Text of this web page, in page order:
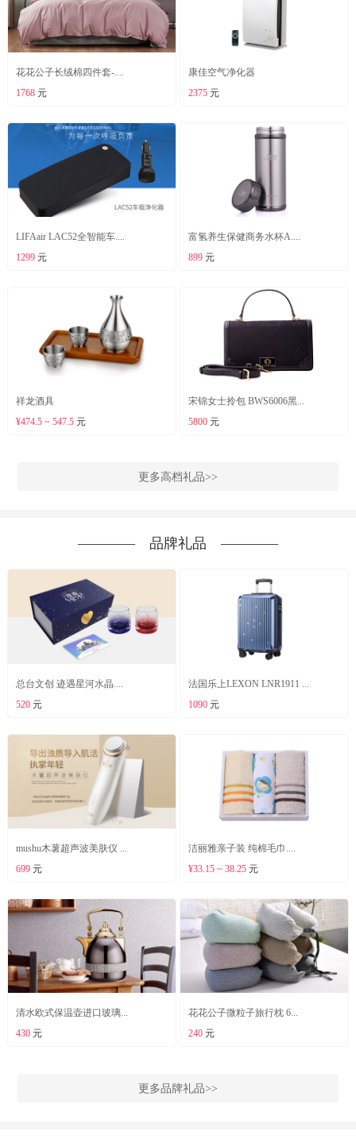
花花公子长绒棉四件套-....
1768元
康佳空气净化器
2375 元
LIFAair LAC52全智能车....
1299元
富氢养生保健商务水杯A....
899 元
祥龙酒具
¥474.5 ~ 547.5元
宋锦女士拎包 BWS6006黑...
5800 元
更多高档礼品>>
―――― 品牌礼品 ――――
总台文创 迹遇星河水晶....
520元
法国乐上LEXON LNR1911 ...
1090 元
mushu木薯超声波美肤仪 ...
699元
洁丽雅亲子装 纯棉毛巾....
¥33.15 ~ 38.25 元
清水欧式保温壶进口玻璃...
430元
花花公子微粒子旅行枕 6...
240 元
更多品牌礼品>>